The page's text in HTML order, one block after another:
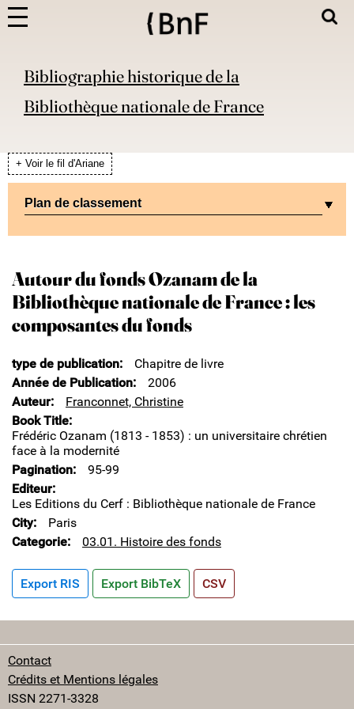
Bibliographie historique de la
Bibliothèque nationale de France
+ Voir le fil d'Ariane
Plan de classement
Autour du fonds Ozanam de la
Bibliothèque nationale de France : les
composantes du fonds
type de publication
Chapitre de livre
Année de Publication
2006
Auteur
Franconnet, Christine
Book Title
Frédéric Ozanam (1813 - 1853) : un universitaire chrétien
face à la modernité
Pagination
95-99
Editeur
Les Editions du Cerf : Bibliothèque nationale de France
City
Paris
Categorie
03.01. Histoire des fonds
Export RIS Export BibTeX CSV
Contact
Crédits et Mentions légales
ISSN 2271-3328